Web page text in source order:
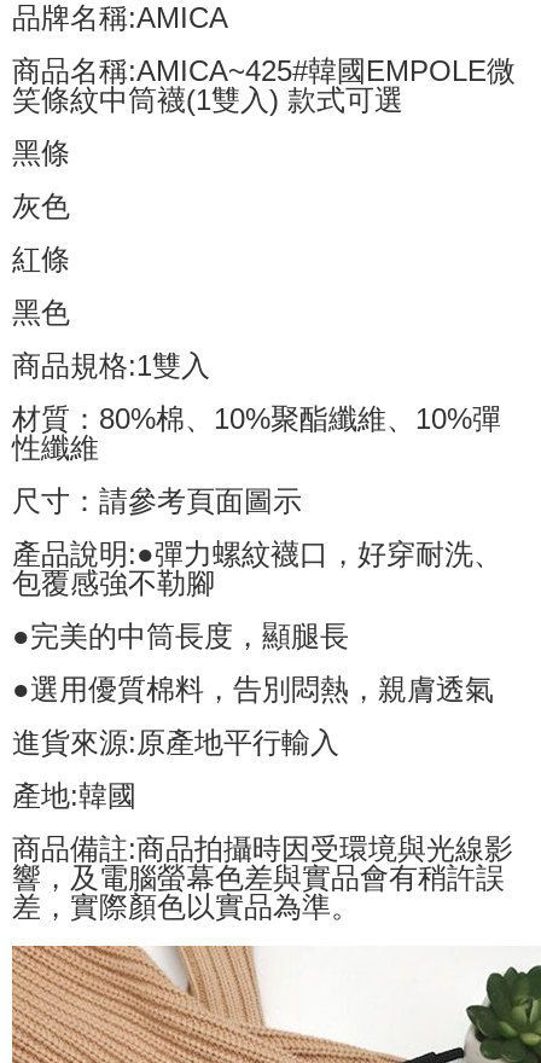
品牌名稱:AMICA
商品名稱:AMICA~425#韓國EMPOLE微
笑條紋中筒襪(1雙入) 款式可選
黑條
灰色
紅條
黑色
商品規格:1雙入
材質：80%棉、10%聚酯纖維、10%彈
性纖維
尺寸：請參考頁面圖示
產品說明:●彈力螺紋襪口，好穿耐洗、
包覆感強不勒腳
●完美的中筒長度，顯腿長
●選用優質棉料，告別悶熱，親膚透氣
進貨來源:原產地平行輸入
產地:韓國
商品備註:商品拍攝時因受環境與光線影
響，及電腦螢幕色差與實品會有稍許誤
差，實際顏色以實品為準。